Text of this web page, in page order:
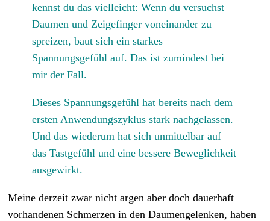
kennst du das vielleicht: Wenn du versuchst
Daumen und Zeigefinger voneinander zu
spreizen, baut sich ein starkes
Spannungsgefühl auf. Das ist zumindest bei
mir der Fall.
Dieses Spannungsgefühl hat bereits nach dem
ersten Anwendungszyklus stark nachgelassen.
Und das wiederum hat sich unmittelbar auf
das Tastgefühl und eine bessere Beweglichkeit
ausgewirkt.
Meine derzeit zwar nicht argen aber doch dauerhaft
vorhandenen Schmerzen in den Daumengelenken, haben